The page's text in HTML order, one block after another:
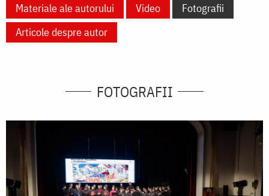
Materiale ale autorului Video
Fotografii
Articole despre autor
FOTOGRAFII